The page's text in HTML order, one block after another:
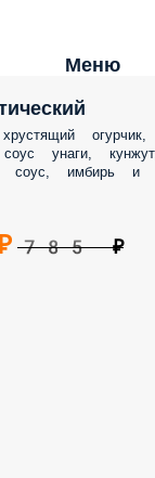
Меню
огурчик,
унаги,
имбирь и
785 ₽